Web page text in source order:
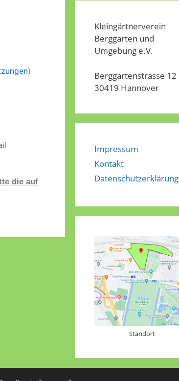
)
die auf
Kleingärtnerverein
Berggarten und
Umgebung e.V.
Berggartenstrasse 12
30419 Hannover
Impressum
Kontakt
Datenschutzerklärung
Standort